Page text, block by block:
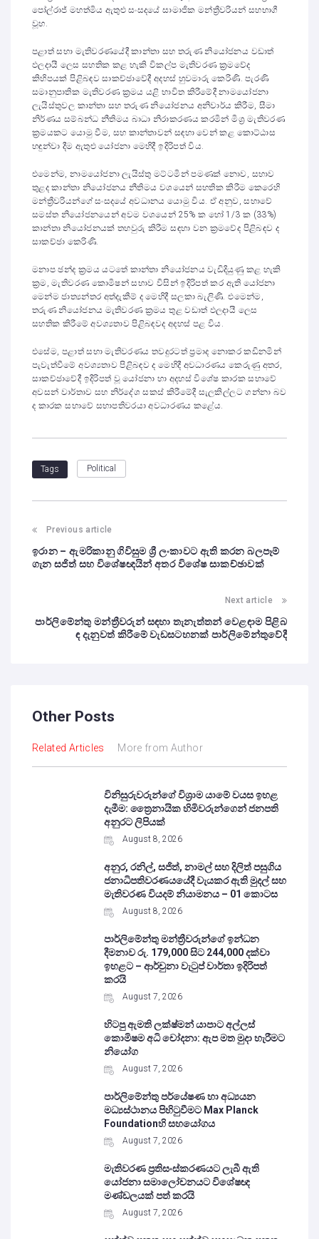
පෝල්රාජ් මහත්මිය ඇතුළු සංසදයේ සාමාජික මන්ත්‍රීවරියන් සහභාගී
වූහ.
පළාත් සභා මැතිවරණයේදී කාන්තා සහ තරුණ නියෝජනය වඩාත්
ඵලදායී ලෙස සහතික කළ හැකි විකල්ප මැතිවරණ ක්‍රමවේද
කිහිපයක් පිළිබඳව සාකච්ඡාවේදී අදහස් හුවමාරු කෙරිණි. පැරණි
සමානුපාතික මැතිවරණ ක්‍රමය යළි භාවිත කිරීමේදී නාමයෝජනා
ලැයිස්තුවල කාන්තා සහ තරුණ නියෝජනය අනිවාර්ය කිරීම, සීමා
නිර්ණය සම්බන්ධ නීතිමය බාධා නිරාකරණය කරමින් මිශ්‍ර මැතිවරණ
ක්‍රමයකට යොමු වීම, සහ කාන්තාවන් සඳහා වෙන් කළ කොට්ඨාස
හඳුන්වා දීම ඇතුළු යෝජනා මෙහිදී ඉදිරිපත් විය.
එමෙන්ම, නාමයෝජනා ලැයිස්තු මට්ටමින් පමණක් නොව, සභාව
තුළද කාන්තා නියෝජනය නීතිමය වශයෙන් සහතික කිරීම කෙරෙහි
මන්ත්‍රීවරියන්ගේ සංසදයේ අවධානය යොමු විය. ඒ අනුව, සභාවේ
සමස්ත නියෝජනයෙන් අවම වශයෙන් 25% ක හෝ 1/3 ක (33%)
කාන්තා නියෝජනයක් තහවුරු කිරීම සඳහා වන ක්‍රමවේද පිළිබඳව ද
සාකච්ඡා කෙරිණි.
මනාප ඡන්ද ක්‍රමය යටතේ කාන්තා නියෝජනය වැඩිදියුණු කළ හැකි
ක්‍රම, මැතිවරණ කොමිෂන් සභාව විසින් ඉදිරිපත් කර ඇති යෝජනා
මෙන්ම ජාත්‍යන්තර අත්දැකීම් ද මෙහිදී සලකා බැලිණි. එමෙන්ම,
තරුණ නියෝජනය මැතිවරණ ක්‍රමය තුළ වඩාත් ඵලදායී ලෙස
සහතික කිරීමේ අවශ්‍යතාව පිළිබඳවද අදහස් පළ විය.
එසේම, පළාත් සභා මැතිවරණය තවදුරටත් ප්‍රමාද නොකර කඩිනමින්
පැවැත්වීමේ අවශ්‍යතාව පිළිබඳව ද මෙහිදී අවධාරණය කෙරුණු අතර,
සාකච්ඡාවේදී ඉදිරිපත් වූ යෝජනා හා අදහස් විශේෂ කාරක සභාවේ
අවසන් වාර්තාව සහ නිර්දේශ සකස් කිරීමේදී සැලකිල්ලට ගන්නා බව
ද කාරක සභාවේ සභාපතිවරයා අවධාරණය කළේය.
Tags Political
Previous article
ඉරාන – ඇමරිකානු ගිවිසුම ශ්‍රී ලංකාවට ඇති කරන බලපෑම්
ගැන සජිත් සහ විශේෂඥයින් අතර විශේෂ සාකච්ඡාවක්
Next article
පාර්ලිමේන්තු මන්ත්‍රීවරුන් සඳහා තැනැත්තන් වෙළඳාම පිළිබ
ඳ දැනුවත් කිරීමේ වැඩසටහනක් පාර්ලිමේන්තුවේදී
Other Posts
Related Articles More from Author
විනිසුරුවරුන්ගේ විශ්‍රාම යාමේ වයස ඉහළ
දැමීම: ත්‍රෛනායික හිමිවරුන්ගෙන් ජනපති
අනුරට ලිපියක්
August 8, 2026
අනුර, රනිල්, සජිත්, නාමල් සහ දිලිත් පසුගිය
ජනාධිපතිවරණයයේදී වැයකර ඇති මුදල් සහ
මැතිවරණ වියදම් නියාමනය – 01 කොටස
August 8, 2026
පාර්ලිමේන්තු මන්ත්‍රීවරුන්ගේ ඉන්ධන
දීමනාව රු. 179,000 සිට 244,000 දක්වා
ඉහළට – ආර්චුනා වැටුප් වාර්තා ඉදිරිපත්
කරයි
August 7, 2026
හිටපු ඇමති ලක්ෂ්මන් යාපාට අල්ලස්
කොමිෂම අධි චෝදනා: ඇප මත මුදා හැරීමට
නියෝග
August 7, 2026
පාර්ලිමේන්තු පර්යේෂණ හා අධ්‍යයන
මධ්‍යස්ථානය පිහිටුවීමට Max Planck
Foundationහි සහයෝගය
August 7, 2026
මැතිවරණ ප්‍රතිසංස්කරණයට ලැබී ඇති
යෝජනා සමාලෝචනයට විශේෂඥ
මණ්ඩලයක් පත් කරයි
August 7, 2026